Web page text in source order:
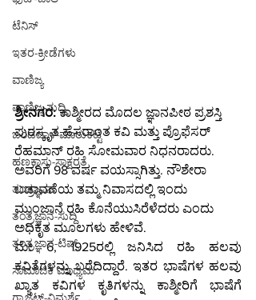
ಟೆನಿಸ್
ಇತರ-ಕ್ರೀಡೆಗಳು
ವಾಣಿಜ್ಯ
ವಾಣಿಜ್ಯ-ಸುದ್ದಿ
ಬಂಡವಾಳ-ಮಾರುಕಟ್ಟೆ
ಹಣಕಾಸು-ಸಾಕ್ಷರತೆ
ತಂತ್ರಜ್ಞಾನ
ತಂತ್ರಜ್ಞಾನ-ಸುದ್ದಿ
ತಂತ್ರಜ್ಞಾನ-ಟಿಪ್ಸ್
ಸಾಮಾಜಿಕ ಮಾಧ್ಯಮ
ಶ್ರೀನಗರ: ಕಾಶ್ಮೀರದ ಮೊದಲ ಜ್ಞಾನಪೀಠ ಪ್ರಶಸ್ತಿ
ಪುರಸ್ಕೃತ ಹೆಸರಾಂತ ಕವಿ ಮತ್ತು ಪ್ರೊಫೆಸರ್
ರೆಹಮಾನ್ ರಹಿ ಸೋಮವಾರ ನಿಧನರಾದರು.
ಅವರಿಗೆ 98 ವರ್ಷ ವಯಸ್ಸಾಗಿತ್ತು. ನೌಶೇರಾ
ಬಡಾವಣೆಯ ತಮ್ಮ ನಿವಾಸದಲ್ಲಿ ಇಂದು
ಮುಂಜಾನೆ ರಹಿ ಕೊನೆಯುಸಿರೆಳೆದರು ಎಂದು
ಅಧಿಕೃತ ಮೂಲಗಳು ಹೇಳಿವೆ.
ಮೇ 6, 1925ರಲ್ಲಿ ಜನಿಸಿದ ರಹಿ ಹಲವು
ಕವಿತೆಗಳನ್ನು ಬರೆದಿದ್ದಾರೆ. ಇತರ ಭಾಷೆಗಳ ಹಲವು
ಖ್ಯಾತ ಕವಿಗಳ ಕೃತಿಗಳನ್ನು ಕಾಶ್ಮೀರಿಗೆ ಭಾಷೆಗೆ